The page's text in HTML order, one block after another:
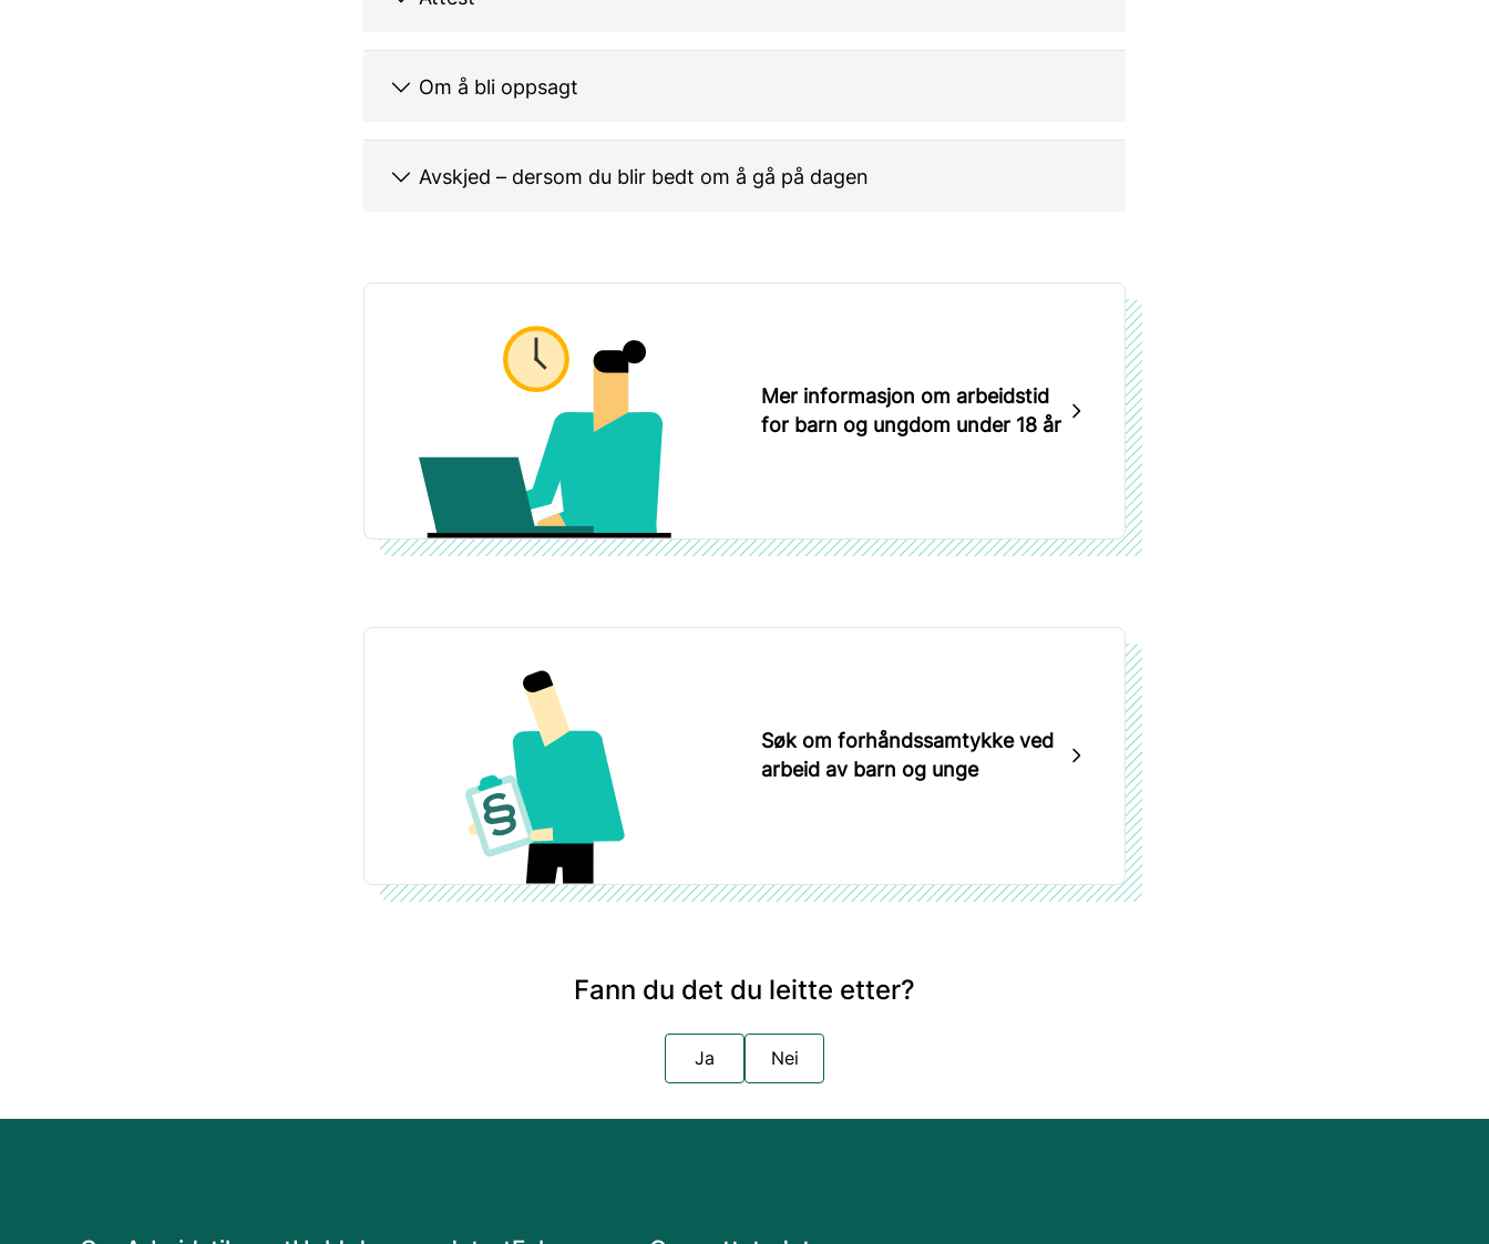
Om å bli oppsagt
Avskjed – dersom du blir bedt om å gå på dagen
Mer informasjon om arbeidstid
for barn og ungdom under 18 år
Søk om forhåndssamtykke ved
arbeid av barn og unge
Fann du det du leitte etter?
Ja Nei